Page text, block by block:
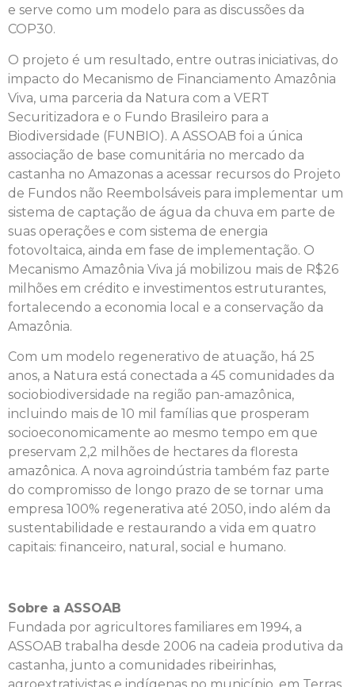
e serve como um modelo para as discussões da
COP30.
O projeto é um resultado, entre outras iniciativas, do
impacto do Mecanismo de Financiamento Amazônia
Viva, uma parceria da Natura com a VERT
Securitizadora e o Fundo Brasileiro para a
Biodiversidade (FUNBIO). A ASSOAB foi a única
associação de base comunitária no mercado da
castanha no Amazonas a acessar recursos do Projeto
de Fundos não Reembolsáveis para implementar um
sistema de captação de água da chuva em parte de
suas operações e com sistema de energia
fotovoltaica, ainda em fase de implementação. O
Mecanismo Amazônia Viva já mobilizou mais de R$26
milhões em crédito e investimentos estruturantes,
fortalecendo a economia local e a conservação da
Amazônia.
Com um modelo regenerativo de atuação, há 25
anos, a Natura está conectada a 45 comunidades da
sociobiodiversidade na região pan-amazônica,
incluindo mais de 10 mil famílias que prosperam
socioeconomicamente ao mesmo tempo em que
preservam 2,2 milhões de hectares da floresta
amazônica. A nova agroindústria também faz parte
do compromisso de longo prazo de se tornar uma
empresa 100% regenerativa até 2050, indo além da
sustentabilidade e restaurando a vida em quatro
capitais: financeiro, natural, social e humano.
Sobre a ASSOAB
Fundada por agricultores familiares em 1994, a
ASSOAB trabalha desde 2006 na cadeia produtiva da
castanha, junto a comunidades ribeirinhas,